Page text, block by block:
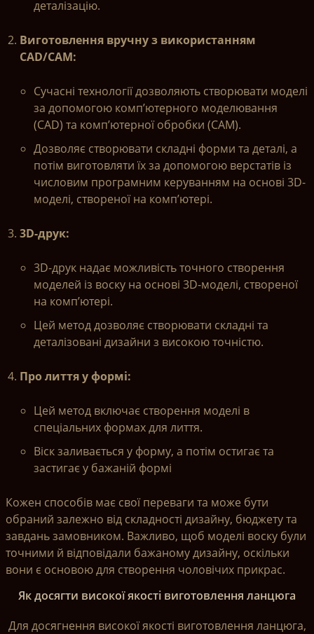
деталізацію.
Виготовлення вручну з використанням
CAD/CAM:
Сучасні технології дозволяють створювати моделі
за допомогою комп’ютерного моделювання
(CAD) та комп’ютерної обробки (CAM).
Дозволяє створювати складні форми та деталі, а
потім виготовляти їх за допомогою верстатів із
числовим програмним керуванням на основі 3D-
моделі, створеної на комп’ютері.
3D-друк:
3D-друк надає можливість точного створення
моделей із воску на основі 3D-моделі, створеної
на комп’ютері.
Цей метод дозволяє створювати складні та
деталізовані дизайни з високою точністю.
Про лиття у формі:
Цей метод включає створення моделі в
спеціальних формах для лиття.
Віск заливається у форму, а потім остигає та
застигає у бажаній формі
Кожен способів має свої переваги та може бути
обраний залежно від складності дизайну, бюджету та
завдань замовником. Важливо, щоб моделі воску були
точними й відповідали бажаному дизайну, оскільки
вони є основою для створення чоловічих прикрас.
Як досягти високої якості виготовлення ланцюга
Для досягнення високої якості виготовлення ланцюга,